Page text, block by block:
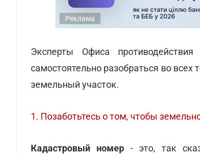
Реклама
Эксперты Офиса
самостоятельно разобраться во
земельный участок.
1. Позаботьтесь о том, чтобы
Кадастровый номер - это, так